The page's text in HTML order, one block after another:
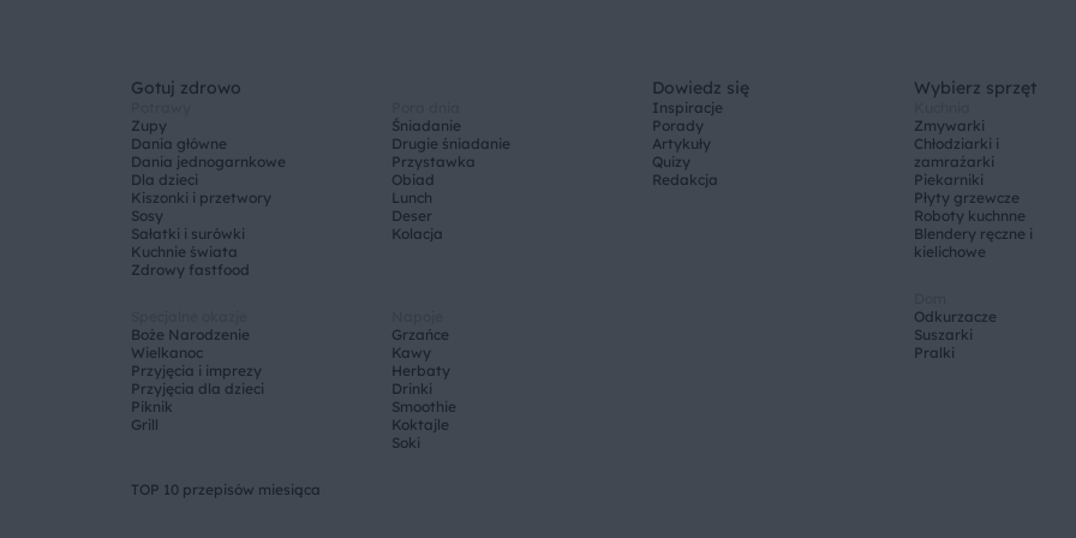
Gotuj zdrowo
Zupy
Dania główne
Dania jednogarnkowe
Dla dzieci
Kiszonki i przetwory
Sosy
Sałatki i surówki
Kuchnie świata
Zdrowy fastfood
Śniadanie
Drugie śniadanie
Przystawka
Obiad
Lunch
Deser
Kolacja
Boże Narodzenie
Wielkanoc
Przyjęcia i imprezy
Przyjęcia dla dzieci
Piknik
Grill
Grzańce
Kawy
Herbaty
Drinki
Smoothie
Koktajle
Soki
TOP 10 przepisów miesiąca
Dowiedz się
Inspiracje
Porady
Artykuły
Quizy
Redakcja
Wybierz sprzęt
Zmywarki
Chłodziarki i
zamrażarki
Piekarniki
Płyty grzewcze
Roboty kuchnne
Blendery ręczne i
kielichowe
Odkurzacze
Suszarki
Pralki